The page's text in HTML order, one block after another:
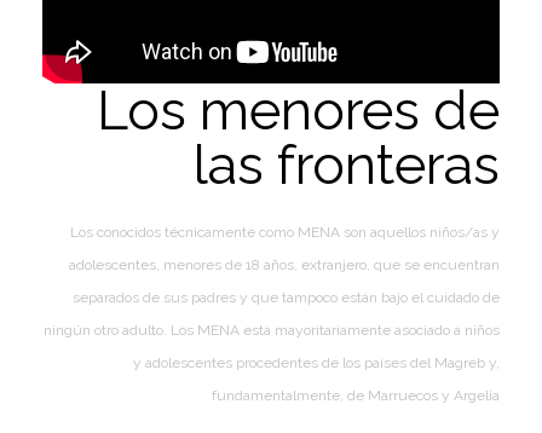
Los menores de
las fronteras
Los conocidos técnicamente como MENA son aquellos niños/as y
adolescentes, menores de 18 años, extranjero, que se encuentran
separados de sus padres y que tampoco están bajo el cuidado de
ningún otro adulto. Los MENA está mayoritariamente asociado a niños
y adolescentes procedentes de los países del Magreb y,
fundamentalmente, de Marruecos y Argelia